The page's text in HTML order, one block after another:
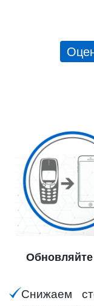
Снижаем